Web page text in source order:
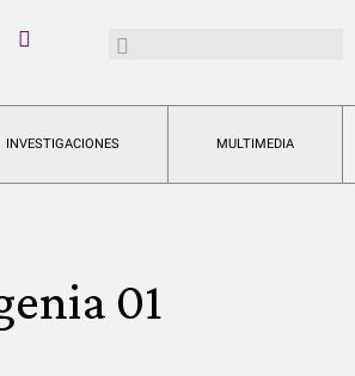
YouTubeBuscar:
INVESTIGACIONES MULTIMEDIA
01